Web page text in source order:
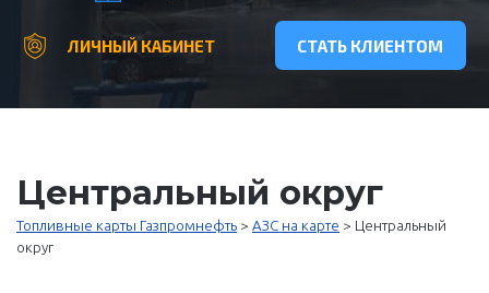
ЛИЧНЫЙ КАБИНЕТ СТАТЬ КЛИЕНТОМ
Центральный округ
Топливные карты Газпромнефть > АЗС на карте > Центральный
округ